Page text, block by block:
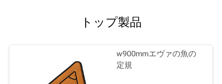
トップ製品
w900mmエヴァの魚の
定規